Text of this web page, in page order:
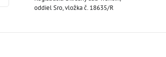
oddiel Sro, vložka č. 18635/R